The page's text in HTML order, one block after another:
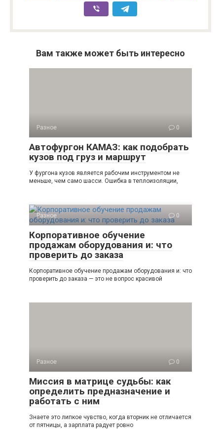
Вам также может быть интересно
Разное 0
Автофургон КАМАЗ: как подобрать
кузов под груз и маршрут
У фургона кузов является рабочим инструментом не
меньше, чем само шасси. Ошибка в теплоизоляции,
Разное 0
Корпоративное обучение
продажам оборудования и: что
проверить до заказа
Корпоративное обучение продажам оборудования и: что
проверить до заказа — это не вопрос красивой
Разное 0
Миссия в матрице судьбы: как
определить предназначение и
работать с ним
Знаете это липкое чувство, когда вторник не отличается
от пятницы, а зарплата радует ровно